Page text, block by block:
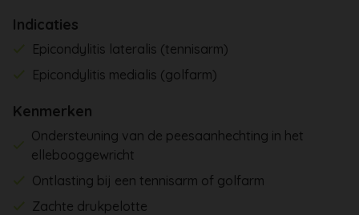
Indicaties
Epicondylitis lateralis (tennisarm)
Epicondylitis medialis (golfarm)
Kenmerken
Ondersteuning van de peesaanhechting in het
ellebooggewricht
Ontlasting bij een tennisarm of golfarm
Zachte drukpelotte